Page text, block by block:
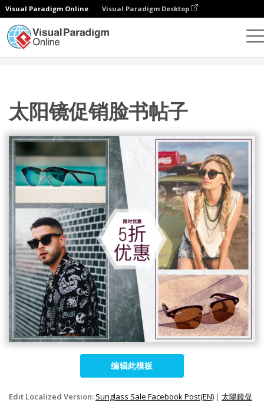
Visual Paradigm Online Visual Paradigm Desktop
太阳镜促销脸书帖子
编辑此模板
Edit Localized Version: Sunglass Sale Facebook Post(EN) | 太陽鏡促